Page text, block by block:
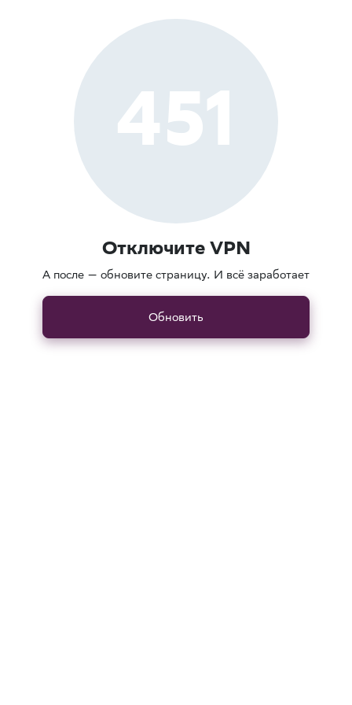
451
Отключите VPN
А после — обновите страницу. И всё заработает
Обновить